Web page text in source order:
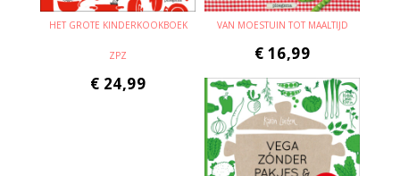
HET GROTE KINDERKOOKBOEK
ZPZ
€ 24,99
VAN MOESTUIN TOT MAALTIJD
€ 16,99